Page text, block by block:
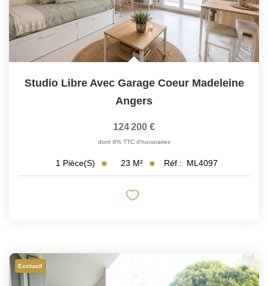
Studio Libre Avec Garage Coeur Madeleine
Angers
124 200 €
dont 8% TTC d'honoraires
1 Pièce(s) 23 M² Réf : ML4097
Exclusif